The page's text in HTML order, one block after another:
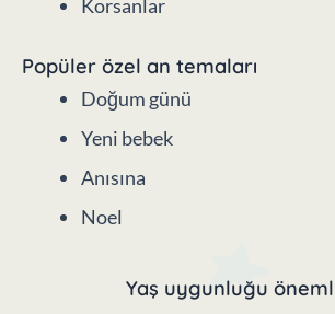
Dinozorlar
Büyü
Uzay
Korsanlar
Doğum günü